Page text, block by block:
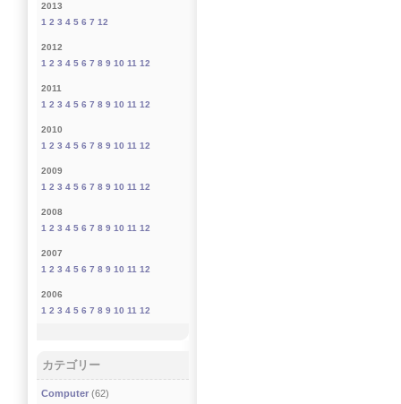
2013
1 2 3 4 5 6 7 12
2012
1 2 3 4 5 6 7 8 9 10 11 12
2011
1 2 3 4 5 6 7 8 9 10 11 12
2010
1 2 3 4 5 6 7 8 9 10 11 12
2009
1 2 3 4 5 6 7 8 9 10 11 12
2008
1 2 3 4 5 6 7 8 9 10 11 12
2007
1 2 3 4 5 6 7 8 9 10 11 12
2006
1 2 3 4 5 6 7 8 9 10 11 12
カテゴリー
Computer (62)